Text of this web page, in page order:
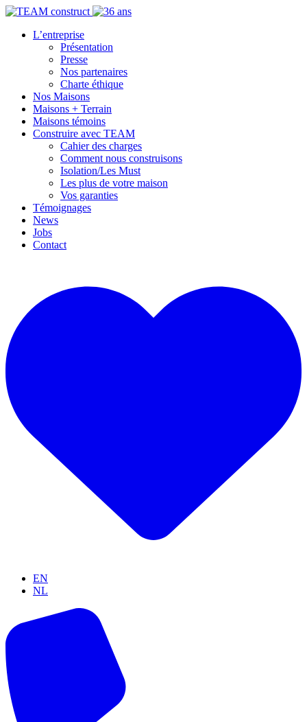
L’entreprise
Présentation
Presse
Nos partenaires
Charte éthique
Nos Maisons
Maisons + Terrain
Maisons témoins
Construire avec TEAM
Cahier des charges
Comment nous construisons
Isolation/Les Must
Les plus de votre maison
Vos garanties
Témoignages
News
Jobs
Contact
EN
NL